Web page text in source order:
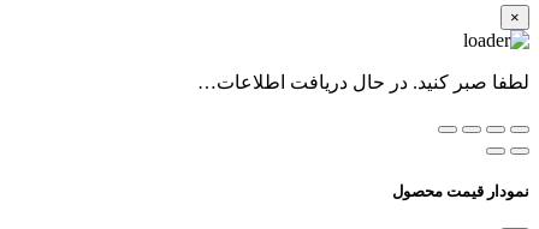
×
لطفا صبر کنید. در حال دریافت اطلاعات…
نمودار قیمت محصول